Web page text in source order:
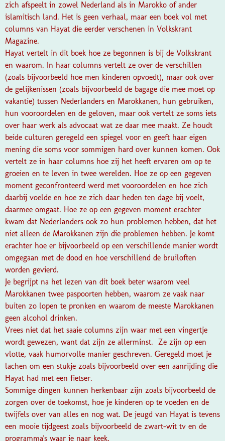
zich afspeelt in zowel Nederland als in Marokko of ander
islamitisch land. Het is geen verhaal, maar een boek vol met
columns van Hayat die eerder verschenen in Volkskrant
Magazine.
Hayat vertelt in dit boek hoe ze begonnen is bij de Volkskrant
en waarom. In haar columns vertelt ze over de verschillen
(zoals bijvoorbeeld hoe men kinderen opvoedt), maar ook over
de gelijkenissen (zoals bijvoorbeeld de bagage die mee moet op
vakantie) tussen Nederlanders en Marokkanen, hun gebruiken,
hun vooroordelen en de geloven, maar ook vertelt ze soms iets
over haar werk als advocaat wat ze daar mee maakt. Ze houdt
beide culturen geregeld een spiegel voor en geeft haar eigen
mening die soms voor sommigen hard over kunnen komen. Ook
vertelt ze in haar columns hoe zij het heeft ervaren om op te
groeien en te leven in twee werelden. Hoe ze op een gegeven
moment geconfronteerd werd met vooroordelen en hoe zich
daarbij voelde en hoe ze zich daar heden ten dage bij voelt,
daarmee omgaat. Hoe ze op een gegeven moment erachter
kwam dat Nederlanders ook zo hun problemen hebben, dat het
niet alleen de Marokkanen zijn die problemen hebben. Je komt
erachter hoe er bijvoorbeeld op een verschillende manier wordt
omgegaan met de dood en hoe verschillend de bruiloften
worden gevierd.
Je begrijpt na het lezen van dit boek beter waarom veel
Marokkanen twee paspoorten hebben, waarom ze vaak naar
buiten zo lopen te pronken en waarom de meeste Marokkanen
geen alcohol drinken.
Vrees niet dat het saaie columns zijn waar met een vingertje
wordt gewezen, want dat zijn ze allerminst. Ze zijn op een
vlotte, vaak humorvolle manier geschreven. Geregeld moet je
lachen om een stukje zoals bijvoorbeeld over een aanrijding die
Hayat had met een fietser.
Sommige dingen kunnen herkenbaar zijn zoals bijvoorbeeld de
zorgen over de toekomst, hoe je kinderen op te voeden en de
twijfels over van alles en nog wat. De jeugd van Hayat is tevens
een mooie tijdgeest zoals bijvoorbeeld de zwart-wit tv en de
programma's waar je naar keek.